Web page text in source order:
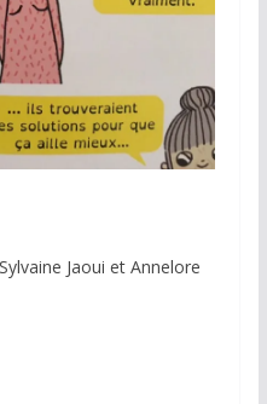
Jaoui et Annelore